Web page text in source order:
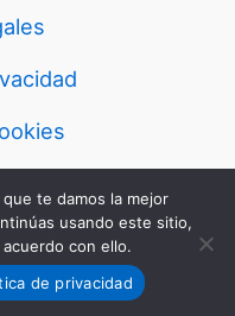
te damos la mejor
usando este sitio,
con ello.
de privacidad